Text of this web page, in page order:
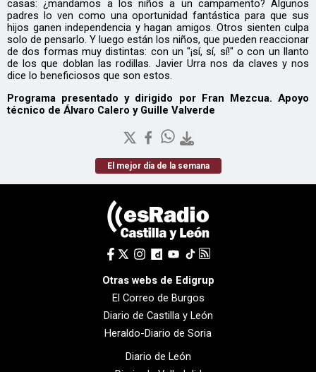
casas: ¿mandamos a los niños a un campamento? Algunos
padres lo ven como una oportunidad fantástica para que sus
hijos ganen independencia y hagan amigos. Otros sienten culpa
solo de pensarlo. Y luego están los niños, que pueden reaccionar
de dos formas muy distintas: con un "¡sí, sí, sí!" o con un llanto
de los que doblan las rodillas. Javier Urra nos da claves y nos
dice lo beneficiosos que son estos.
Programa presentado y dirigido por Fran Mezcua. Apoyo
técnico de Álvaro Calero y Guille Valverde
El mejor día de la semana
Otras webs de Edigrup
El Correo de Burgos
Diario de Castilla y León
Heraldo-Diario de Soria
Diario de León